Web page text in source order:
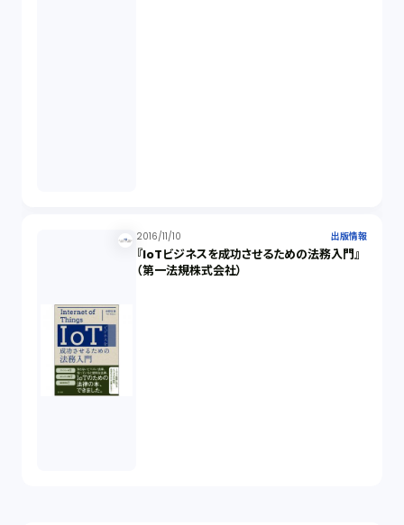
2016/11/10 出版情報
『IoTビジネスを成功させるための法務入門』
（第一法規株式会社）